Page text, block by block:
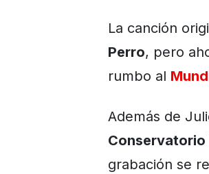
La canción
Perro, pero
rumbo al
Además de
Conservatorio
grabación se